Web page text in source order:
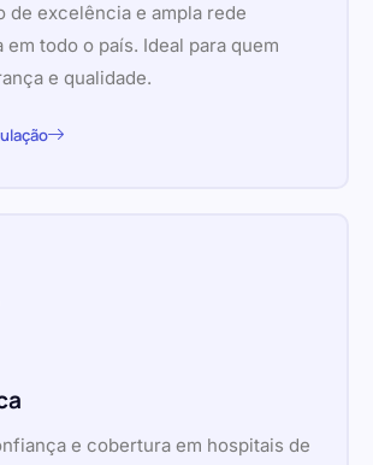
de excelência e ampla rede
todo o país. Ideal para quem
e qualidade.
e cobertura em hospitais de